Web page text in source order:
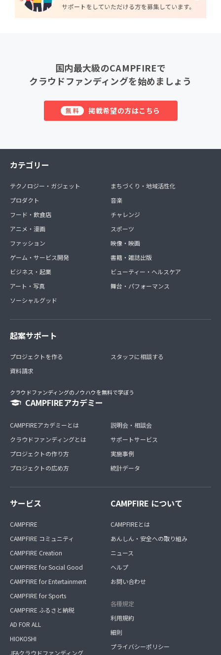
国内最大級のCAMPFIREで
クラウドファンディングを始めましょう
無料 掲載希望の方はこちら
カテゴリー
テクノロジー・ガジェット
プロダクト
フード・飲食店
アニメ・漫画
ファッション
ゲーム・サービス開発
ビジネス・起業
アート・写真
ソーシャルグッド
まちづくり・地域活性化
音楽
チャレンジ
スポーツ
映像・映画
書籍・雑誌出版
ビューティー・ヘルスケア
舞台・パフォーマンス
起案サポート
プロジェクトを作る
資料請求
スタッフに相談する
クラウドファンディングのノウハウを無料で学ぼう
CAMPFIREアカデミー
CAMPFIREアカデミーとは
クラウドファンディングとは
プロジェクトの作り方
プロジェクトの広め方
説明会・相談会
サポートサービス
実施事例
統計データ
サービス
CAMPFIRE
CAMPFIRE コミュニティ
CAMPFIRE Creation
CAMPFIRE for Social Good
CAMPFIRE for Entertainment
CAMPFIRE for Sports
CAMPFIRE ふるさと納税
AD FOR ALL
HIOKOSHI
JFAクラウドファンディング
CAMPFIRE について
CAMPFIREとは
あんしん・安全への取り組み
ニュース
ヘルプ
お問い合わせ
各種規定
利用規約
細則
プライバシーポリシー